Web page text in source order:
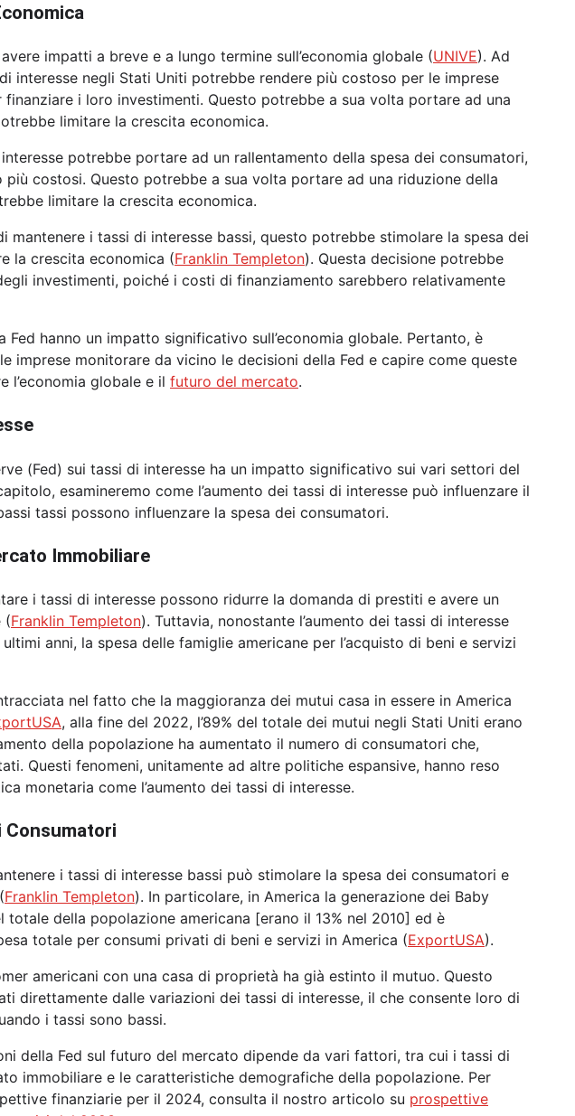
impatti a breve e a lungo termine sull’economia globale (UNIVE). Ad
interesse negli Stati Uniti potrebbe rendere più costoso per le imprese
i loro investimenti. Questo potrebbe a sua volta portare ad una
limitare la crescita economica.
potrebbe portare ad un rallentamento della spesa dei consumatori,
costosi. Questo potrebbe a sua volta portare ad una riduzione della
limitare la crescita economica.
mantenere i tassi di interesse bassi, questo potrebbe stimolare la spesa dei
la crescita economica (Franklin Templeton). Questa decisione potrebbe
investimenti, poiché i costi di finanziamento sarebbero relativamente
Fed hanno un impatto significativo sull’economia globale. Pertanto, è
imprese monitorare da vicino le decisioni della Fed e capire come queste
l’economia globale e il futuro del mercato.
(Fed) sui tassi di interesse ha un impatto significativo sui vari settori del
esamineremo come l’aumento dei tassi di interesse può influenzare il
tassi possono influenzare la spesa dei consumatori.
Immobiliare
i tassi di interesse possono ridurre la domanda di prestiti e avere un
(Franklin Templeton). Tuttavia, nonostante l’aumento dei tassi di interesse
anni, la spesa delle famiglie americane per l’acquisto di beni e servizi
nel fatto che la maggioranza dei mutui casa in essere in America
, alla fine del 2022, l’89% del totale dei mutui negli Stati Uniti erano
della popolazione ha aumentato il numero di consumatori che,
Questi fenomeni, unitamente ad altre politiche espansive, hanno reso
monetaria come l’aumento dei tassi di interesse.
Consumatori
i tassi di interesse bassi può stimolare la spesa dei consumatori e
Franklin Templeton). In particolare, in America la generazione dei Baby
totale della popolazione americana [erano il 13% nel 2010] ed è
totale per consumi privati di beni e servizi in America (ExportUSA).
americani con una casa di proprietà ha già estinto il mutuo. Questo
direttamente dalle variazioni dei tassi di interesse, il che consente loro di
i tassi sono bassi.
della Fed sul futuro del mercato dipende da vari fattori, tra cui i tassi di
immobiliare e le caratteristiche demografiche della popolazione. Per
finanziarie per il 2024, consulta il nostro articolo su prospettive